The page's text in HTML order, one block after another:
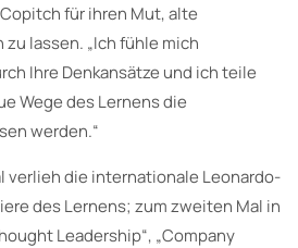
für ihren Mut, alte
lassen. „Ich fühle mich
Ihre Denkansätze und ich teile
Wege des Lernens die
werden.“
verlieh die internationale Leonardo-
des Lernens; zum zweiten Mal in
Leadership“, „Company